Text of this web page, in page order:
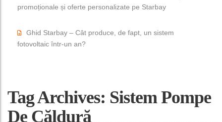
promoționale și oferte personalizate pe Starbay
Ghid Starbay – Cât produce, de fapt, un sistem
fotovoltaic într-un an?
Tag Archives: Sistem Pompe
De Căldură